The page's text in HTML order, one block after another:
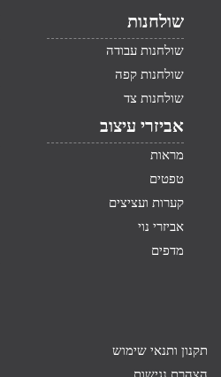
שולחנות
שולחנות עבודה
שולחנות קפה
שולחנות צד
אביזרי עיצוב
מראות
טפטים
קערות ועציצים
אביזרי נוי
מדפים
תקנון ותנאי שימוש